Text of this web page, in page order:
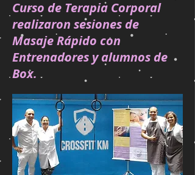
Curso de Terapia Corporal
realizaron sesiones de
Masaje Rápido con
Entrenadores y alumnos de
Box.